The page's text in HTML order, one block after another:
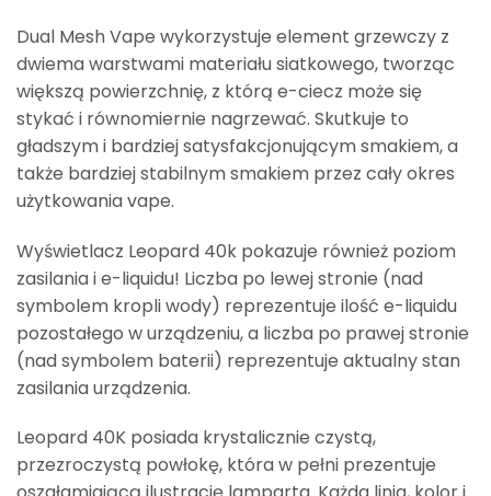
Dual Mesh Vape wykorzystuje element grzewczy z
dwiema warstwami materiału siatkowego, tworząc
większą powierzchnię, z którą e-ciecz może się
stykać i równomiernie nagrzewać. Skutkuje to
gładszym i bardziej satysfakcjonującym smakiem, a
także bardziej stabilnym smakiem przez cały okres
użytkowania vape.
Wyświetlacz Leopard 40k pokazuje również poziom
zasilania i e-liquidu! Liczba po lewej stronie (nad
symbolem kropli wody) reprezentuje ilość e-liquidu
pozostałego w urządzeniu, a liczba po prawej stronie
(nad symbolem baterii) reprezentuje aktualny stan
zasilania urządzenia.
Leopard 40K posiada krystalicznie czystą,
przezroczystą powłokę, która w pełni prezentuje